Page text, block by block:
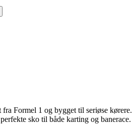
Formel 1 og bygget til seriøse
sko til både karting og banerace.